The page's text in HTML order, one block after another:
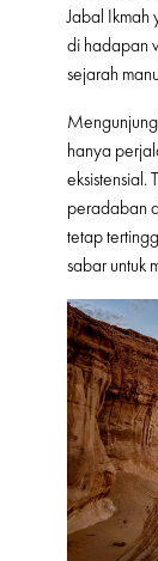
Jabal Ikmah
di hadapan
sejarah
hanya
eksistensial.
peradaban
tetap
sabar untuk